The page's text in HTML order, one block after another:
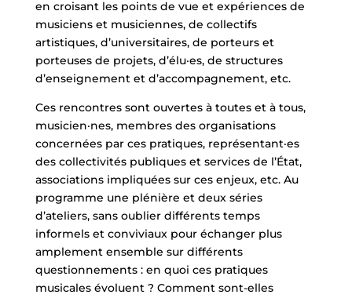
en croisant les points de vue et expériences de
musiciens et musiciennes, de collectifs
artistiques, d’universitaires, de porteurs et
porteuses de projets, d’élu·es, de structures
d’enseignement et d’accompagnement, etc.
Ces rencontres sont ouvertes à toutes et à tous,
musicien·nes, membres des organisations
concernées par ces pratiques, représentant·es
des collectivités publiques et services de l’État,
associations impliquées sur ces enjeux, etc. Au
programme une plénière et deux séries
d’ateliers, sans oublier différents temps
informels et conviviaux pour échanger plus
amplement ensemble sur différents
questionnements : en quoi ces pratiques
musicales évoluent ? Comment sont-elles